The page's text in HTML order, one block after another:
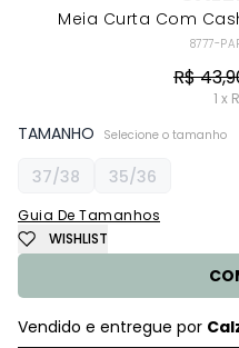
Meia Curta Com
8777-
R$
1 x
TAMANHO Selecione o tamanho
37/38 35/36
WISHLIST
Guia De Tamanhos
Vendido e entregue por